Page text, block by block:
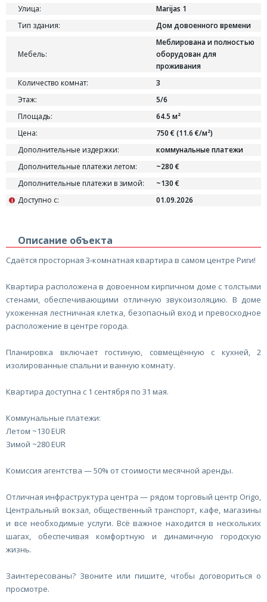
Улица:
Marijas 1
Тип здания:
Дом довоенного времени
Мебель:
Меблирована и полностью
оборудован для
проживания
Количество комнат:
3
Этаж:
5/6
Площадь:
64.5 м²
Цена:
750 € (11.6 €/м²)
Дополнительные издержки:
коммунальные платежи
Дополнительные платежи летом:
~280 €
Дополнительные платежи в зимой:
~130 €
Доступно с:
i 01.09.2026
Описание объекта
Сдаётся просторная 3‑комнатная квартира в самом центре Риги!
Квартира расположена в довоенном кирпичном доме с толстыми
стенами, обеспечивающими отличную звукоизоляцию. В доме
ухоженная лестничная клетка, безопасный вход и превосходное
расположение в центре города.
Планировка включает гостиную, совмещённую с кухней, 2
изолированные спальни и ванную комнату.
Квартира доступна с 1 сентября по 31 мая.
Коммунальные платежи:
Летом ~130 EUR
Зимой ~280 EUR
Комиссия агентства — 50% от стоимости месячной аренды.
Отличная инфраструктура центра — рядом торговый центр Origo,
Центральный вокзал, общественный транспорт, кафе, магазины
и все необходимые услуги. Всё важное находится в нескольких
шагах, обеспечивая комфортную и динамичную городскую
жизнь.
Заинтересованы? Звоните или пишите, чтобы договориться о
просмотре.